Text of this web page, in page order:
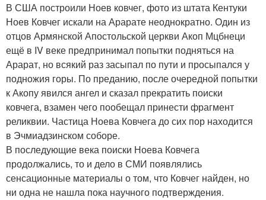
В США построили Ноев ковчег, фото из штата Кентуки
Ноев Ковчег искали на Арарате неоднократно. Один из
отцов Армянской Апостольской церкви Акоп Мцбнеци
ещё в IV веке предпринимал попытки подняться на
Арарат, но всякий раз засыпал по пути и просыпался у
подножия горы. По преданию, после очередной попытки
к Акопу явился ангел и сказал прекратить поиски
ковчега, взамен чего пообещал принести фрагмент
реликвии. Частица Ноева Ковчега до сих пор находится
в Эчмиадзинском соборе.
В последующие века поиски Ноева Ковчега
продолжались, то и дело в СМИ появлялись
сенсационные материалы о том, что Ковчег найден, но
ни одна не нашла пока научного подтверждения.